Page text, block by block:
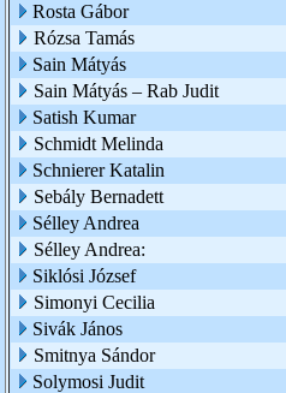
Rosta Gábor
Rózsa Tamás
Sain Mátyás
Sain Mátyás – Rab Judit
Satish Kumar
Schmidt Melinda
Schnierer Katalin
Sebály Bernadett
Sélley Andrea
Sélley Andrea:
Siklósi József
Simonyi Cecilia
Sivák János
Smitnya Sándor
Solymosi Judit